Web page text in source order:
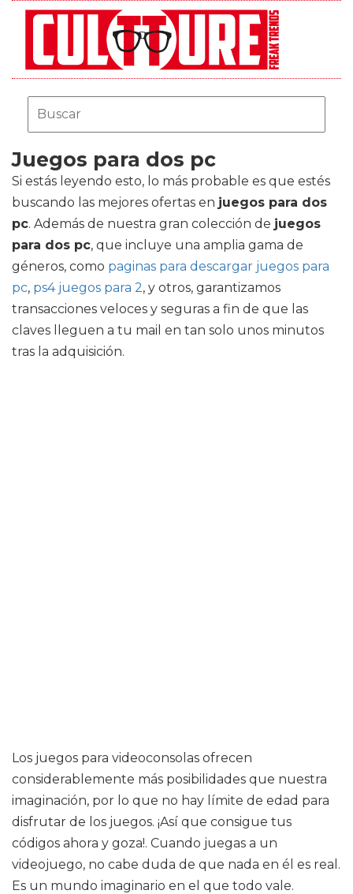
Juegos para dos pc
Si estás leyendo esto, lo más probable es que estés
buscando las mejores ofertas en juegos para dos
pc. Además de nuestra gran colección de juegos
para dos pc, que incluye una amplia gama de
géneros, como paginas para descargar juegos para
pc, ps4 juegos para 2, y otros, garantizamos
transacciones veloces y seguras a fin de que las
claves lleguen a tu mail en tan solo unos minutos
tras la adquisición.
Los juegos para videoconsolas ofrecen
considerablemente más posibilidades que nuestra
imaginación, por lo que no hay límite de edad para
disfrutar de los juegos. ¡Así que consigue tus
códigos ahora y goza!. Cuando juegas a un
videojuego, no cabe duda de que nada en él es real.
Es un mundo imaginario en el que todo vale.